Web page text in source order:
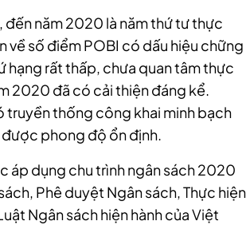
đến năm 2020 là năm thứ tư thực
về số điểm POBI có dấu hiệu chững
hạng rất thấp, chưa quan tâm thực
2020 đã có cải thiện đáng kể.
truyền thống công khai minh bạch
được phong độ ổn định.
áp dụng chu trình ngân sách 2020
Phê duyệt Ngân sách, Thực hiện
Ngân sách hiện hành của Việt